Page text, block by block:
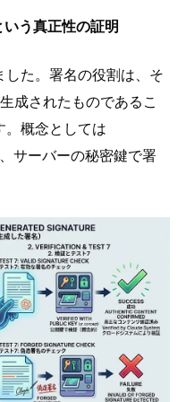
う真正性の証明
た。署名の役割は、そ
成されたものであるこ
。概念としては
サーバーの秘密鍵で署